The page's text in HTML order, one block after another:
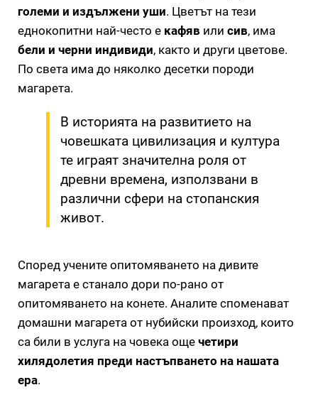
големи и издължени уши. Цветът на тези
еднокопитни най-често е кафяв или сив, има
бели и черни индивиди, както и други цветове.
По света има до няколко десетки породи
магарета.
В историята на развитието на
човешката цивилизация и култура
те играят значителна роля от
древни времена, използвани в
различни сфери на стопанския
живот.
Според учените опитомяването на дивите
магарета е станало дори по-рано от
опитомяването на конете. Аналите споменават
домашни магарета от нубийски произход, които
са били в услуга на човека още четири
хилядолетия преди настъпването на нашата
ера.